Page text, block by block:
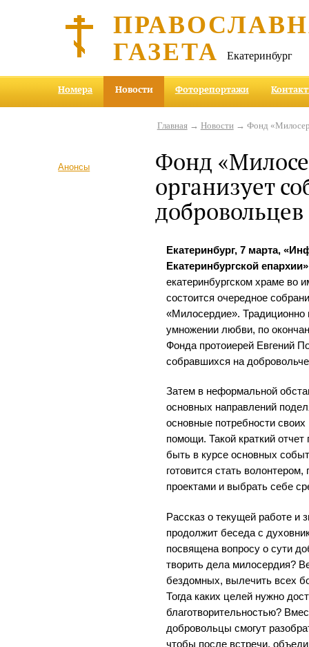
ГАЗЕТА Екатеринбург
Номера Новости Фоторепортажи
Анонсы
Главная→ Новости→ Фонд
Фонд
организует
добровольцев
Екатеринбург, 7 марта,
Екатеринбургской
екатеринбургском храме во
состоится очередное
«Милосердие». Традиционно
умножении любви, по
Фонда протоиерей Евгений
собравшихся на
Затем в неформальной
основных направлений
основные потребности
помощи. Такой краткий
быть в курсе основных
готовится стать
проектами и выбрать себе
Рассказ о текущей работе и
продолжит беседа с
посвящена вопросу о сути
творить дела милосердия?
бездомных, вылечить всех
Тогда каких целей нужно
благотворительностью?
добровольцы смогут
чтобы после встречи,